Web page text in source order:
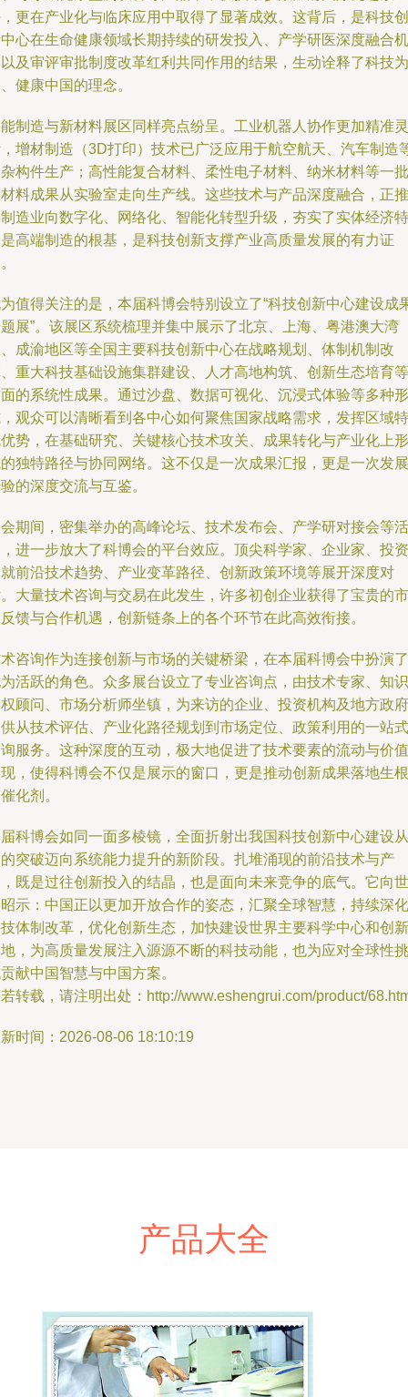
更在产业化与临床应用中取得了显著成效。这背后，是科技创
心在生命健康领域长期持续的研发投入、产学研医深度融合机
及审评审批制度改革红利共同作用的结果，生动诠释了科技为
健康中国的理念。
制造与新材料展区同样亮点纷呈。工业机器人协作更加精准灵
增材制造（3D打印）技术已广泛应用于航空航天、汽车制造
构件生产；高性能复合材料、柔性电子材料、纳米材料等一批
料成果从实验室走向生产线。这些技术与产品深度融合，正推
造业向数字化、网络化、智能化转型升级，夯实了实体经济特
高端制造的根基，是科技创新支撑产业高质量发展的有力证
值得关注的是，本届科博会特别设立了“科技创新中心建设成
展”。该展区系统梳理并集中展示了北京、上海、粤港澳大湾
成渝地区等全国主要科技创新中心在战略规划、体制机制改
重大科技基础设施集群建设、人才高地构筑、创新生态培育等
的系统性成果。通过沙盘、数据可视化、沉浸式体验等多种形
观众可以清晰看到各中心如何聚焦国家战略需求，发挥区域特
势，在基础研究、关键核心技术攻关、成果转化与产业化上形
独特路径与协同网络。这不仅是一次成果汇报，更是一次发展
的深度交流与互鉴。
期间，密集举办的高峰论坛、技术发布会、产学研对接会等活
进一步放大了科博会的平台效应。顶尖科学家、企业家、投资
前沿技术趋势、产业变革路径、创新政策环境等展开深度对
大量技术咨询与交易在此发生，许多初创企业获得了宝贵的市
馈与合作机遇，创新链条上的各个环节在此高效衔接。
咨询作为连接创新与市场的关键桥梁，在本届科博会中扮演了
活跃的角色。众多展台设立了专业咨询点，由技术专家、知识
顾问、市场分析师坐镇，为来访的企业、投资机构及地方政府
从技术评估、产业化路径规划到市场定位、政策利用的一站式
服务。这种深度的互动，极大地促进了技术要素的流动与价值
，使得科博会不仅是展示的窗口，更是推动创新成果落地生根
化剂。
科博会如同一面多棱镜，全面折射出我国科技创新中心建设从
突破迈向系统能力提升的新阶段。扎堆涌现的前沿技术与产
既是过往创新投入的结晶，也是面向未来竞争的底气。它向世
示：中国正以更加开放合作的姿态，汇聚全球智慧，持续深化
体制改革，优化创新生态，加快建设世界主要科学中心和创新
，为高质量发展注入源源不断的科技动能，也为应对全球性挑
献中国智慧与中国方案。
转载，请注明出处：http://www.eshengrui.com/product/
时间：2026-08-06 18:10:19
产品大全